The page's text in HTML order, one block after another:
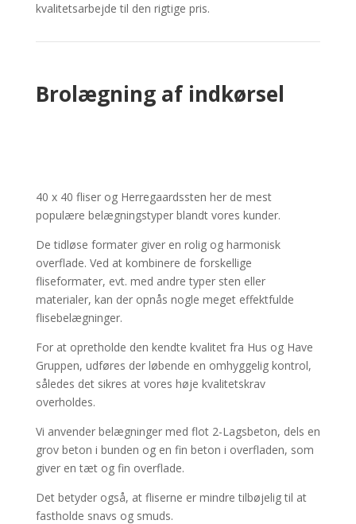
kvalitetsarbejde til den rigtige pris.
Brolægning af indkørsel
40 x 40 fliser og Herregaardssten her de mest
populære belægningstyper blandt vores kunder.
De tidløse formater giver en rolig og harmonisk
overflade. Ved at kombinere de forskellige
fliseformater, evt. med andre typer sten eller
materialer, kan der opnås nogle meget effektfulde
flisebelægninger.
For at opretholde den kendte kvalitet fra Hus og Have
Gruppen, udføres der løbende en omhyggelig kontrol,
således det sikres at vores høje kvalitetskrav
overholdes.
Vi anvender belægninger med flot 2-Lagsbeton, dels en
grov beton i bunden og en fin beton i overfladen, som
giver en tæt og fin overflade.
Det betyder også, at fliserne er mindre tilbøjelig til at
fastholde snavs og smuds.